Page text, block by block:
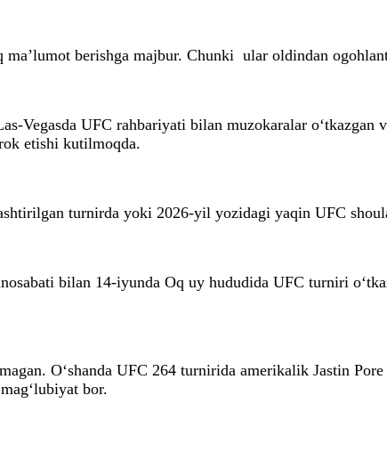
berishga majbur. Chunki ular oldindan
Vegasda UFC rahbariyati bilan muzokaralar
etishi kutilmoqda.
turnirda yoki 2026-yil yozidagi yaqin UFC
bilan 14-iyunda Oq uy hududida UFC turniri
O‘shanda UFC 264 turnirida amerikalik Jastin
bor.